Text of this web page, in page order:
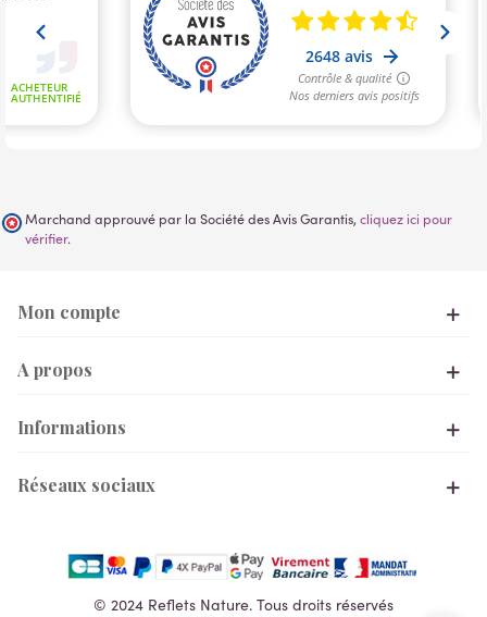
Marchand approuvé par la Société des Avis Garantis, cliquez ici pour
vérifier.
Mon compte
A propos
Informations
Réseaux sociaux
© 2024 Reflets Nature. Tous droits réservés